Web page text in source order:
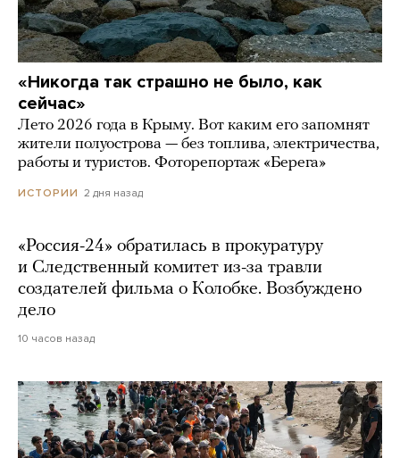
«Никогда так страшно не было, как
сейчас»
Лето 2026 года в Крыму. Вот каким его запомнят
жители полуострова — без топлива, электричества,
работы и туристов. Фоторепортаж «Берега»
ИСТОРИИ 2 дня назад
«Россия-24» обратилась в прокуратуру
и Следственный комитет из-за травли
создателей фильма о Колобке. Возбуждено
дело
10 часов назад